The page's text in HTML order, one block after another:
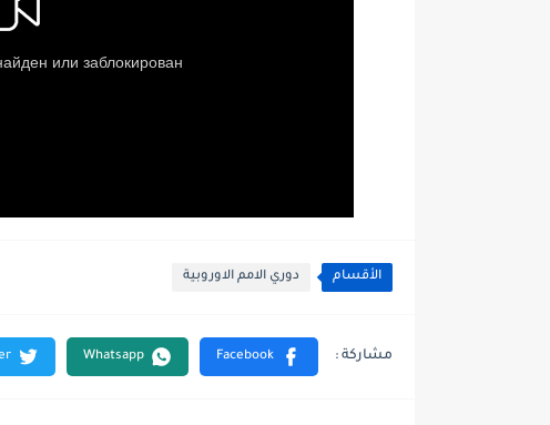
الأقسام دوري الامم الاوروبية